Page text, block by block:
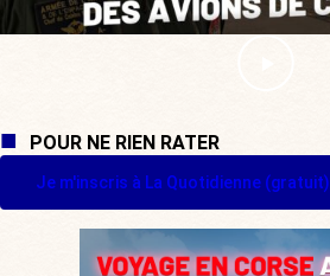
POUR NE RIEN RATER
Je m'inscris à La Quotidienne (gratuit)